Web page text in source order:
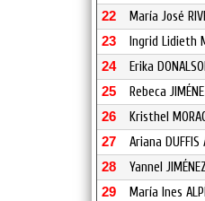
22 María José
23 Ingrid Lidieth
24 Erika
25 Rebeca
26 Kristhel
27 Ariana DUFFIS
28 Yannel
29 María Ines